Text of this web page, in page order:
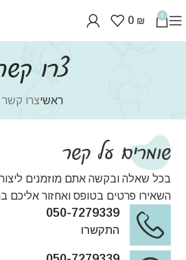
0
0 ₪
צרו
ראשיצרו קשר
שומרים על קשר
בכל שאלה ובקשה אתם מוזמנים
השאירו פרטים בטופס ואחזור אליכם
050-7279339
התקשרו